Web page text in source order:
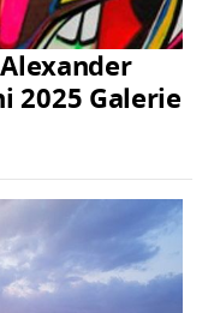
2025 Galerie